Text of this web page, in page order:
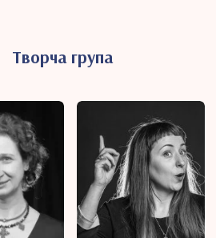
Творча група